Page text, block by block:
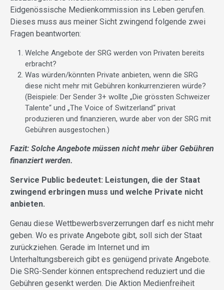
Eidgenössische Medienkommission ins Leben gerufen.
Dieses muss aus meiner Sicht zwingend folgende zwei
Fragen beantworten:
Welche Angebote der SRG werden von Privaten bereits
erbracht?
Was würden/könnten Private anbieten, wenn die SRG
diese nicht mehr mit Gebühren konkurrenzieren würde?
(Beispiele: Der Sender 3+ wollte „Die grössten Schweizer
Talente“ und „The Voice of Switzerland“ privat
produzieren und finanzieren, wurde aber von der SRG mit
Gebühren ausgestochen.)
Fazit: Solche Angebote müssen nicht mehr über Gebühren
finanziert werden.
Service Public bedeutet: Leistungen, die der Staat
zwingend erbringen muss und welche Private nicht
anbieten.
Genau diese Wettbewerbsverzerrungen darf es nicht mehr
geben. Wo es private Angebote gibt, soll sich der Staat
zurückziehen. Gerade im Internet und im
Unterhaltungsbereich gibt es genügend private Angebote.
Die SRG-Sender können entsprechend reduziert und die
Gebühren gesenkt werden. Die Aktion Medienfreiheit